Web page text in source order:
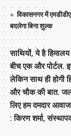
विकासनगर में
बदलेगा बिना शुल्क
साथियों, ये है
बीच एक और पोर्टल.
लेकिन साथ ही होगी
और चौक की बात.
लिए हम दमदार
: किरण शर्मा,